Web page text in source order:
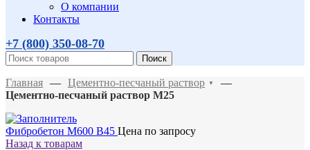
О компании
Контакты
+7 (800) 350-08-70
Поиск
Главная — Цементно-песчаный раствор ▼
—
Цементно-песчаный раствор М25
Фибробетон М600 B45 Цена по запросу
Назад к товарам